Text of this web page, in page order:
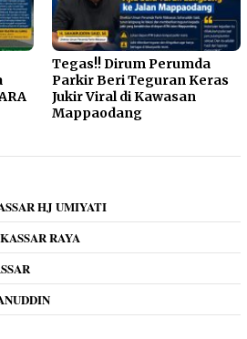
Tegas!! Dirum Perumda
Parkir Beri Teguran Keras
Jukir Viral di Kawasan
Mappaodang
HJ UMIYATI
RAYA